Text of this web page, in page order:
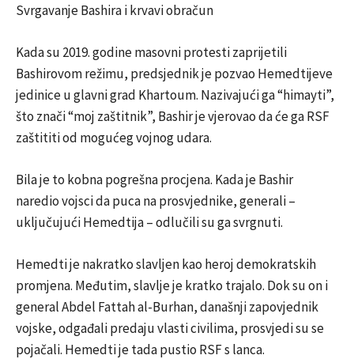
Svrgavanje Bashira i krvavi obračun
Kada su 2019. godine masovni protesti zaprijetili
Bashirovom režimu, predsjednik je pozvao Hemedtijeve
jedinice u glavni grad Khartoum. Nazivajući ga “himayti”,
što znači “moj zaštitnik”, Bashir je vjerovao da će ga RSF
zaštititi od mogućeg vojnog udara.
Bila je to kobna pogrešna procjena. Kada je Bashir
naredio vojsci da puca na prosvjednike, generali –
uključujući Hemedtija – odlučili su ga svrgnuti.
Hemedti je nakratko slavljen kao heroj demokratskih
promjena. Međutim, slavlje je kratko trajalo. Dok su on i
general Abdel Fattah al-Burhan, današnji zapovjednik
vojske, odgađali predaju vlasti civilima, prosvjedi su se
pojačali. Hemedti je tada pustio RSF s lanca.